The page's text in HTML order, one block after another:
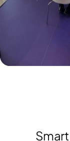
Neex به عنوان حامی الماس در Smart